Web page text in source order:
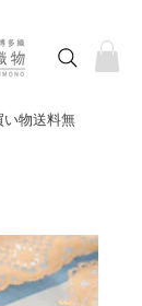
物送料無